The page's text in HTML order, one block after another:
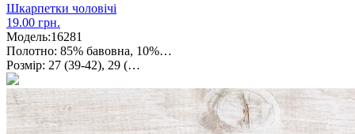
Шкарпетки чоловічі
19.00 грн.
Модель:16281
Полотно: 85% бавовна, 10%…
Розмір: 27 (39-42), 29 (…